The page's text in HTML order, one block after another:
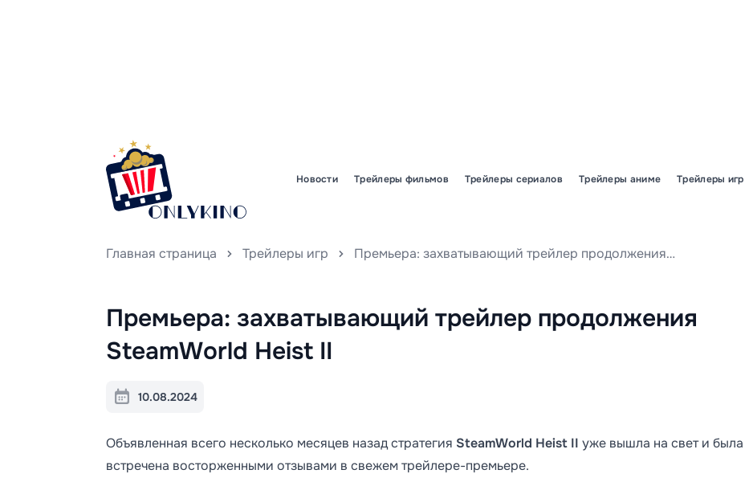
Новости Трейлеры фильмов Трейлеры сериалов Трейлеры аниме Трейлеры игр
Главная страница Трейлеры игр Премьера: захватывающий трейлер продолжения SteamWorld Heist II
Премьера: захватывающий трейлер продолжения
SteamWorld Heist II
10.08.2024
Объявленная всего несколько месяцев назад стратегия SteamWorld Heist II уже вышла на свет и была
встречена восторженными отзывами в свежем трейлере-премьере.